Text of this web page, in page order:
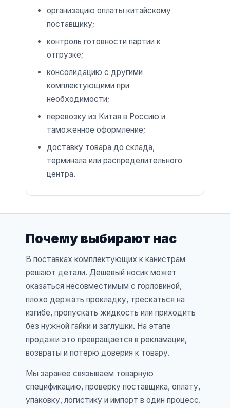
организацию оплаты китайскому
поставщику;
контроль готовности партии к
отгрузке;
консолидацию с другими
комплектующими при
необходимости;
перевозку из Китая в Россию и
таможенное оформление;
доставку товара до склада,
терминала или распределительного
центра.
Почему выбирают нас
В поставках комплектующих к канистрам
решают детали. Дешевый носик может
оказаться несовместимым с горловиной,
плохо держать прокладку, трескаться на
изгибе, пропускать жидкость или приходить
без нужной гайки и заглушки. На этапе
продажи это превращается в рекламации,
возвраты и потерю доверия к товару.
Мы заранее связываем товарную
спецификацию, проверку поставщика, оплату,
упаковку, логистику и импорт в один процесс.